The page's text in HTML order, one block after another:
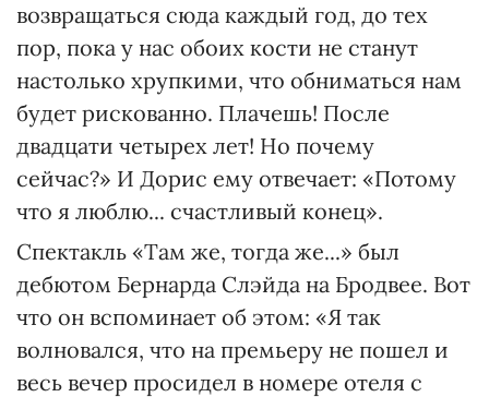
возвращаться сюда каждый год, до тех
пор, пока у нас обоих кости не станут
настолько хрупкими, что обниматься нам
будет рискованно. Плачешь! После
двадцати четырех лет! Но почему
сейчас?» И Дорис ему отвечает: «Потому
что я люблю... счастливый конец».
Спектакль «Там же, тогда же...» был
дебютом Бернарда Слэйда на Бродвее. Вот
что он вспоминает об этом: «Я так
волновался, что на премьеру не пошел и
весь вечер просидел в номере отеля с